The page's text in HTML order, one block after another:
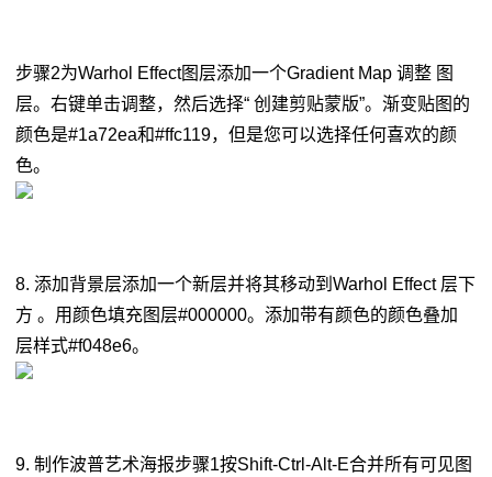
步骤2为Warhol Effect图层添加一个Gradient Map 调整 图
层。右键单击调整，然后选择“ 创建剪贴蒙版”。渐变贴图的
颜色是#1a72ea和#ffc119，但是您可以选择任何喜欢的颜
色。
8. 添加背景层添加一个新层并将其移动到Warhol Effect 层下
方 。用颜色填充图层#000000。添加带有颜色的颜色叠加
层样式#f048e6。
9. 制作波普艺术海报步骤1按Shift-Ctrl-Alt-E合并所有可见图